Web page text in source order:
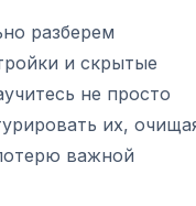
разберем
и скрытые
не просто
их,
важной